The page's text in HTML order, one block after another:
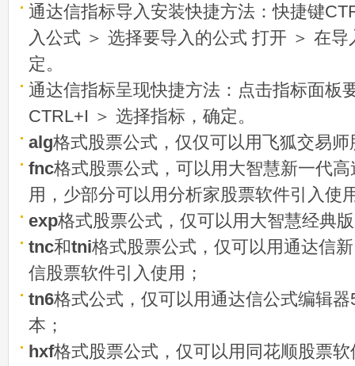
通达信指标导入安装快捷方法：快捷键
入公式 ＞ 选择要导入的公式 打开 ＞ 在
定。
通达信指标呈现快捷方法：点击指标面板
CTRL+I ＞ 选择指标，确定。
alg格式股票公式，仅仅可以用飞狐交易
fnc格式股票公式，可以用大智慧新一代
用，少部分可以用分析家股票软件引入使
exp格式股票公式，仅可以用大智慧经典
tnc和tni格式股票公式，仅可以用通达信
信股票软件引入使用；
tn6格式公式，仅可以用通达信公式编辑
本；
hxf格式股票公式，仅可以用同花顺股票